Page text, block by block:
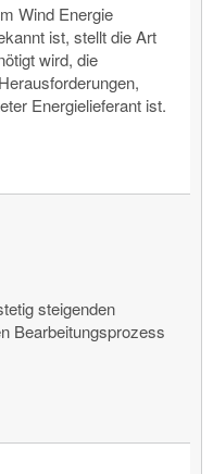
Wind Energie
ist, stellt die Art
wird, die
Energielieferant ist.
steigenden
Bearbeitungsprozess